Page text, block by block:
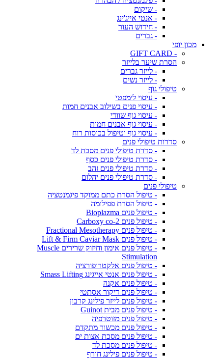
- שיקום
- אנטי אייג'ינג
- חידוש העור
- גברים
מכון יופי
- GIFT CARD
הסרת שיער בלייזר
- לייזר גברים
- לייזר נשים
טיפולי גוף
- עיסוי לימפטי
- עיסוי פנים בשילוב אבנים חמות
- עיסוי גוף שוודי
- עיסוי גוף אבנים חמות
- עיסוי גוף וטיפול בכוסות רוח
סדרות טיפולי פנים
- סדרת טיפולי פנים מסכת לד
- סדרת טיפולי פנים כסף
- סדרת טיפולי פנים זהב
- סדרת טיפולי פנים יהלום
טיפולי פנים
- טיפול הסרת כתם ממוקד פיגמנטציה
- טיפול הסרת פפילומה
- טיפול פנים Bioplazma
- טיפול פנים Carboxy co-2
- טיפול פנים Fractional Mesotherapy
- טיפול פנים Lift & Firm Caviar Mask
- טיפול פנים אימון וחיזוק שרירים Muscle
Stimulation
- טיפול פנים אלקטרופורציה
- טיפול פנים אנטי אייגינג Smass Lifting
- טיפול פנים אקנה
- טיפול פנים דיקור אסתטי
- טיפול פנים לייזר פילינג קרבון
- טיפול פנים מבית Guinot
- טיפול פנים מזוטרפיה
- טיפול פנים מכשור מתקדם
- טיפול פנים מסכת אצות ים
- טיפול פנים מסכת לד
- טיפול פנים פילינג חורף